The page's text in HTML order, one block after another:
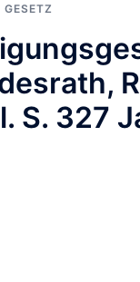
GESETZ
S. 327